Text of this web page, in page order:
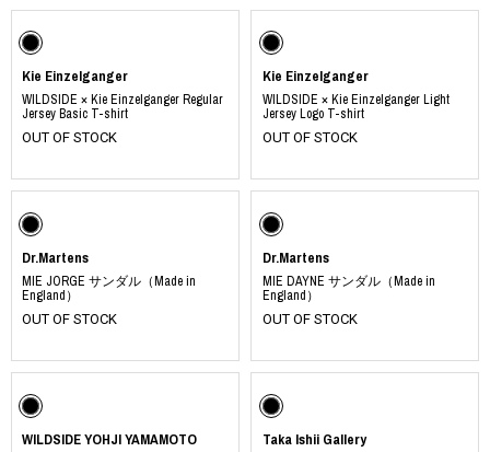
Kie Einzelganger
WILDSIDE × Kie Einzelganger Regular
Jersey Basic T-shirt
OUT OF STOCK
Kie Einzelganger
WILDSIDE × Kie Einzelganger Light
Jersey Logo T-shirt
OUT OF STOCK
Dr.Martens
MIE JORGE サンダル（Made in
England）
OUT OF STOCK
Dr.Martens
MIE DAYNE サンダル（Made in
England）
OUT OF STOCK
WILDSIDE YOHJI YAMAMOTO Taka Ishii Gallery